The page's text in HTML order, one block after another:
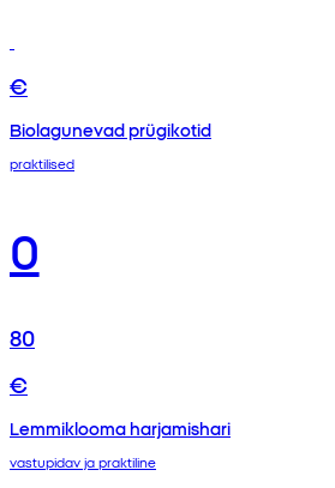
€
Biolagunevad prügikotid
praktilised
0
80
€
Lemmiklooma harjamishari
vastupidav ja praktiline